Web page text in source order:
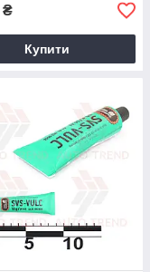
₴
Купити